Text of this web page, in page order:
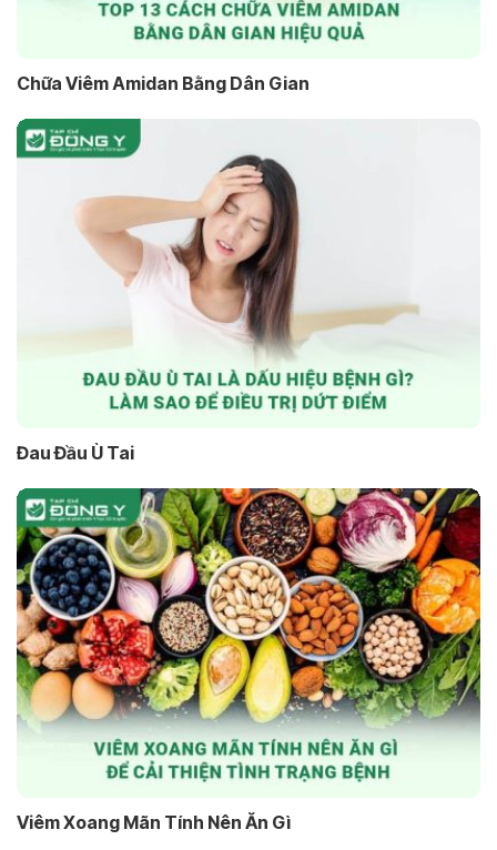
Chữa Viêm Amidan Bằng Dân Gian
Đau Đầu Ù Tai
Viêm Xoang Mãn Tính Nên Ăn Gì